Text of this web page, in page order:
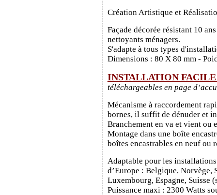
Création Artistique et
Façade décorée résistant 10
nettoyants ménagers.
S'adapte à tous types
Dimensions : 80 X 80 mm -
INSTALLATION
téléchargeables en page
Mécanisme à raccordement
bornes, il suffit de dénuder et
Branchement en va et vient ou
Montage dans une boîte
boîtes encastrables en neuf ou
Adaptable pour les
d’Europe : Belgique, Norvège,
Luxembourg, Espagne, Suisse
Puissance maxi : 2300 Watts